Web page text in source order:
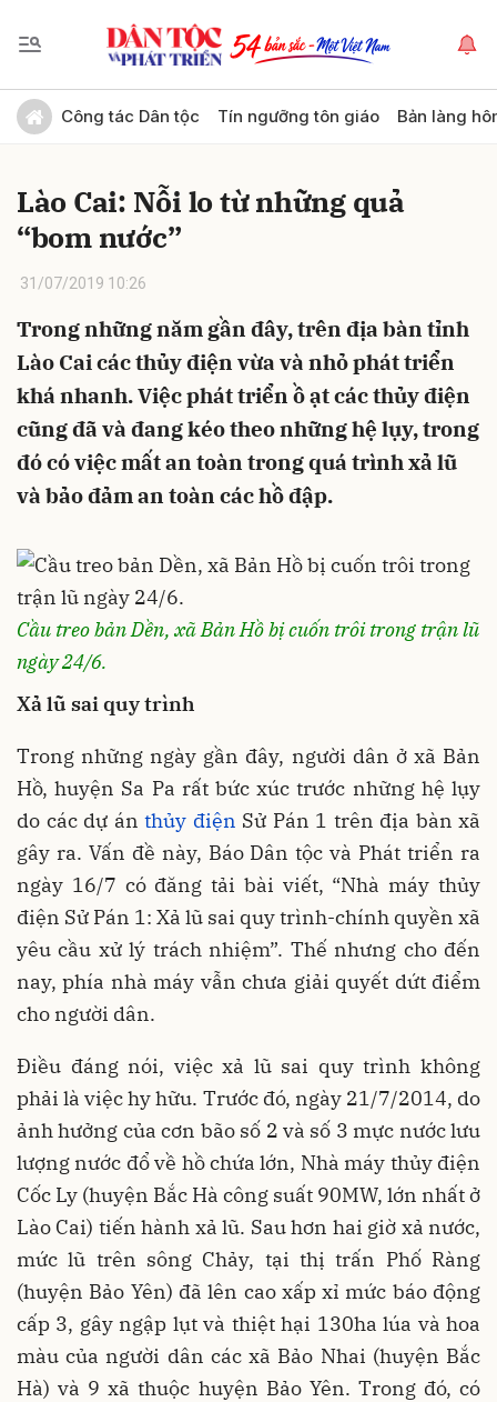
Công tác Dân tộc Tín ngưỡng tôn giáo Bản làng
Lào Cai: Nỗi lo từ những quả
“bom nước”
31/07/2019 10:26
Trong những năm gần đây, trên địa bàn tỉnh
Lào Cai các thủy điện vừa và nhỏ phát triển
khá nhanh. Việc phát triển ồ ạt các thủy điện
cũng đã và đang kéo theo những hệ lụy, trong
đó có việc mất an toàn trong quá trình xả lũ
và bảo đảm an toàn các hồ đập.
Cầu treo bản Dền, xã Bản Hồ bị cuốn trôi trong trận lũ
ngày 24/6.
Xả lũ sai quy trình
Trong những ngày gần đây, người dân ở xã Bản
Hồ, huyện Sa Pa rất bức xúc trước những hệ lụy
do các dự án thủy điện Sử Pán 1 trên địa bàn xã
gây ra. Vấn đề này, Báo Dân tộc và Phát triển ra
ngày 16/7 có đăng tải bài viết, “Nhà máy thủy
điện Sử Pán 1: Xả lũ sai quy trình-chính quyền xã
yêu cầu xử lý trách nhiệm”. Thế nhưng cho đến
nay, phía nhà máy vẫn chưa giải quyết dứt điểm
cho người dân.
Điều đáng nói, việc xả lũ sai quy trình không
phải là việc hy hữu. Trước đó, ngày 21/7/2014, do
ảnh hưởng của cơn bão số 2 và số 3 mực nước lưu
lượng nước đổ về hồ chứa lớn, Nhà máy thủy điện
Cốc Ly (huyện Bắc Hà công suất 90MW, lớn nhất ở
Lào Cai) tiến hành xả lũ. Sau hơn hai giờ xả nước,
mức lũ trên sông Chảy, tại thị trấn Phố Ràng
(huyện Bảo Yên) đã lên cao xấp xỉ mức báo động
cấp 3, gây ngập lụt và thiệt hại 130ha lúa và hoa
màu của người dân các xã Bảo Nhai (huyện Bắc
Hà) và 9 xã thuộc huyện Bảo Yên. Trong đó, có
Gửi bình luận
Hủy Gửi